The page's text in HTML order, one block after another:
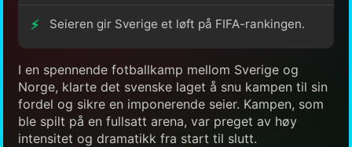
Seieren gir Sverige et løft på FIFA-rankingen.
I en spennende fotballkamp mellom Sverige og
Norge, klarte det svenske laget å snu kampen til sin
fordel og sikre en imponerende seier. Kampen, som
ble spilt på en fullsatt arena, var preget av høy
intensitet og dramatikk fra start til slutt.